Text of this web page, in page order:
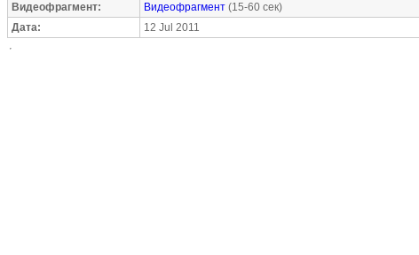
Видеофрагмент:
Видеофрагмент (15-60 сек)
Дата:
12 Jul 2011